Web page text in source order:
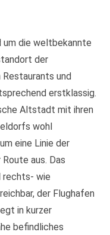
um die weltbekannte
der
und
erstklassig.
Altstadt mit ihren
wohl
eine Linie der
Route aus. Das
rechts- wie
der Flughafen
in kurzer
befindliches